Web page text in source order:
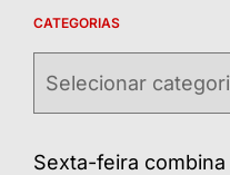
CATEGORIAS
Sexta-feira